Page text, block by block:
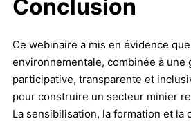
Conclusion
Ce webinaire a mis en évidence que
environnementale, combinée à une
participative, transparente et
pour construire un secteur minier
La sensibilisation, la formation et la